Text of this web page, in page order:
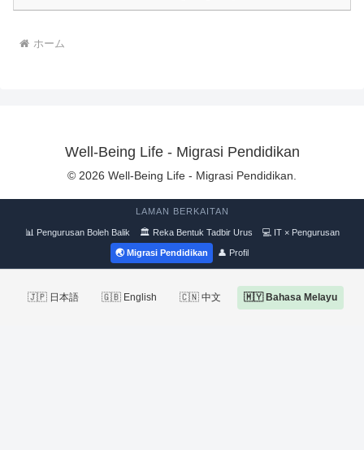
ホーム
Well-Being Life - Migrasi Pendidikan
© 2026 Well-Being Life - Migrasi Pendidikan.
LAMAN BERKAITAN
📊 Pengurusan Boleh Balik 🏛 Reka Bentuk Tadbir Urus 💻 IT × Pengurusan
🌏 Migrasi Pendidikan 👤 Profil
🇯🇵 日本語 🇬🇧 English 🇨🇳 中文 🇲🇾 Bahasa Melayu